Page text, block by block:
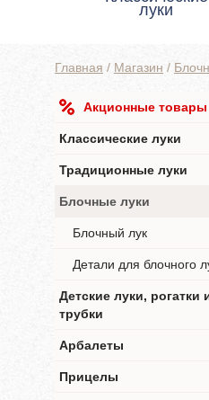
луки
Главная / Магазин /
Акционные товары
Классические луки
Традиционные луки
Блочные луки
Блочный лук
Детали для блочного
Детские луки, рогатки
трубки
Арбалеты
Прицелы